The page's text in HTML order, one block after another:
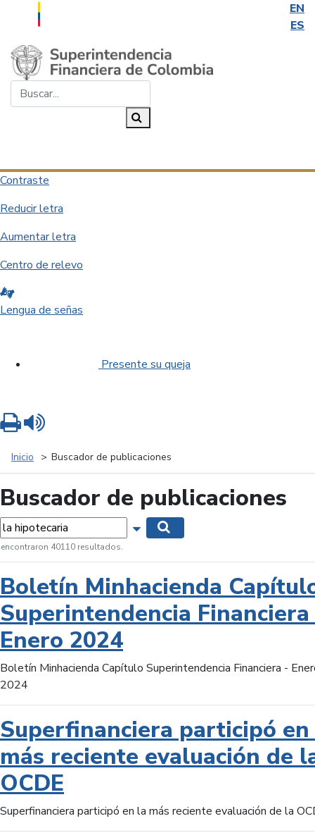
EN
ES
Saltar al contenido principal
Contraste
Reducir letra
Aumentar letra
Centro de relevo
Lengua de señas
Presente su queja
Inicio Buscador de publicaciones
Buscador de publicaciones
Mostrar opciones de búsqueda
encontraron 40110 resultados.
Boletín Minhacienda
Superintendencia
Enero 2024
Boletín Minhacienda Capítulo Superintendencia Financiera -
2024
Superfinanciera participó
más reciente evaluación de
OCDE
Superfinanciera participó en la más reciente evaluación de la
Imprimir